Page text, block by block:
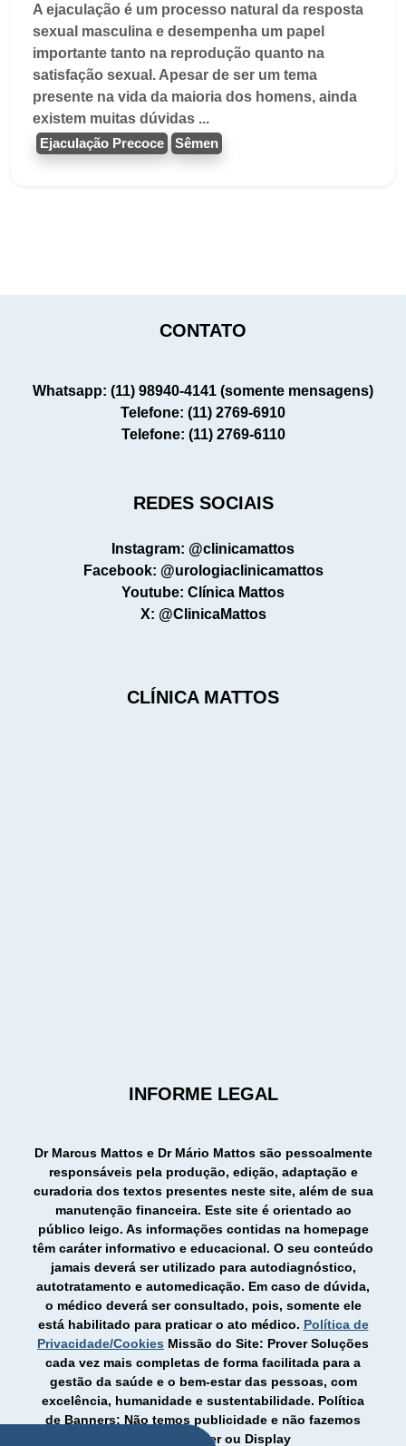
A ejaculação é um processo natural da resposta
sexual masculina e desempenha um papel
importante tanto na reprodução quanto na
satisfação sexual. Apesar de ser um tema
presente na vida da maioria dos homens, ainda
existem muitas dúvidas ...
Ejaculação Precoce Sêmen
INFORME LEGAL
Dr Marcus Mattos e Dr Mário Mattos são pessoalmente
responsáveis pela produção, edição, adaptação e
curadoria dos textos presentes neste site, além de sua
manutenção financeira. Este site é orientado ao
público leigo. As informações contidas na homepage
têm caráter informativo e educacional. O seu conteúdo
jamais deverá ser utilizado para autodiagnóstico,
autotratamento e automedicação. Em caso de dúvida,
o médico deverá ser consultado, pois, somente ele
está habilitado para praticar o ato médico. Política de
Privacidade/Cookies Missão do Site: Prover Soluções
cada vez mais completas de forma facilitada para a
gestão da saúde e o bem-estar das pessoas, com
excelência, humanidade e sustentabilidade. Política
de Banners: Não temos publicidade e não fazemos
trocas de Banner ou Display
CLÍNICA MATTOS
CONTATO
Whatsapp: (11) 98940-4141 (somente mensagens)
Telefone: (11) 2769-6910
Telefone: (11) 2769-6110
REDES SOCIAIS
Instagram: @clinicamattos
Facebook: @urologiaclinicamattos
Youtube: Clínica Mattos
X: @ClinicaMattos